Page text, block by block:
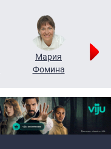
Мария
Фомина